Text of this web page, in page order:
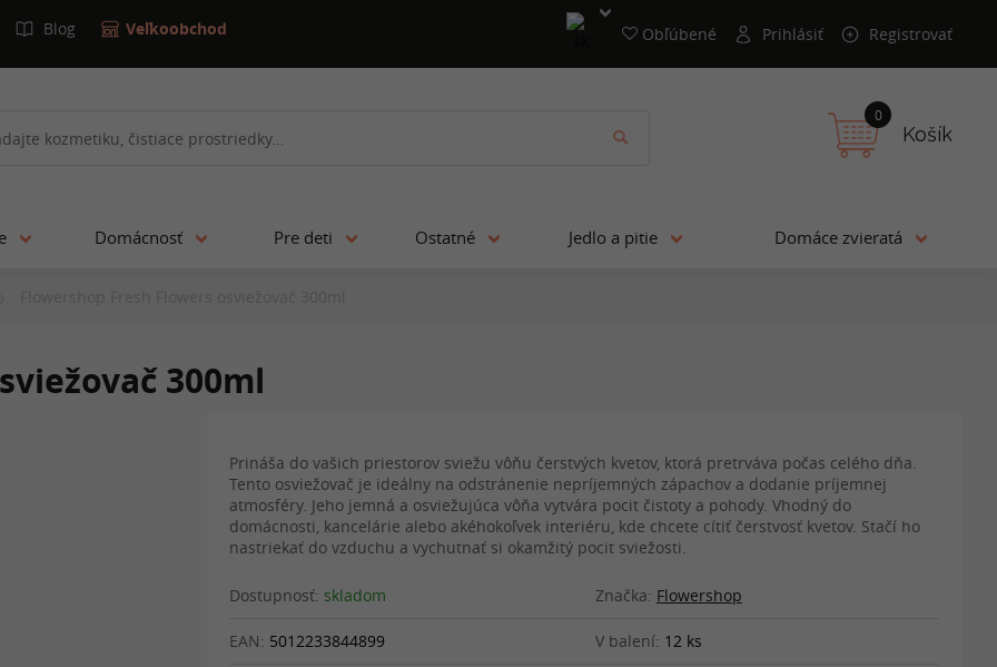
Blog Veľkoobchod Obľúbené Prihlásiť Registrovať
0
Košík
Domácnosť Pre deti Ostatné Jedlo a pitie Domáce zvieratá
300ml
Prináša do vašich priestorov sviežu vôňu čerstvých kvetov, ktorá pretrváva počas celého dňa.
Tento osviežovač je ideálny na odstránenie nepríjemných zápachov a dodanie príjemnej
atmosféry. Jeho jemná a osviežujúca vôňa vytvára pocit čistoty a pohody. Vhodný do
domácnosti, kancelárie alebo akéhokoľvek interiéru, kde chcete cítiť čerstvosť kvetov. Stačí ho
nastriekať do vzduchu a vychutnať si okamžitý pocit sviežosti.
Dostupnosť: skladom Značka: Flowershop
EAN: 5012233844899 V balení: 12 ks